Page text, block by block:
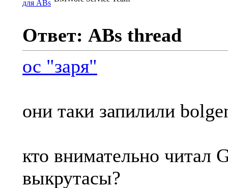
Ответ: ABs thread
ос "заря"
они таки запилили
кто внимательно читал
выкрутасы?